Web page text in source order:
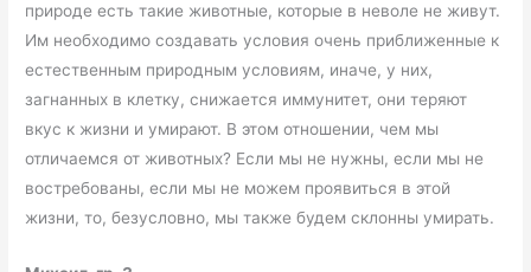
природе есть такие животные, которые в неволе не живут.
Им необходимо создавать условия очень приближенные к
естественным природным условиям, иначе, у них,
загнанных в клетку, снижается иммунитет, они теряют
вкус к жизни и умирают. В этом отношении, чем мы
отличаемся от животных? Если мы не нужны, если мы не
востребованы, если мы не можем проявиться в этой
жизни, то, безусловно, мы также будем склонны умирать.